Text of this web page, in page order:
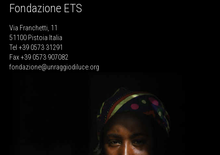
Fondazione ETS
Via Franchetti, 11
51100 Pistoia Italia
Tel +39 0573 31291
Fax +39 0573 907082
fondazione@unraggiodiluce.org